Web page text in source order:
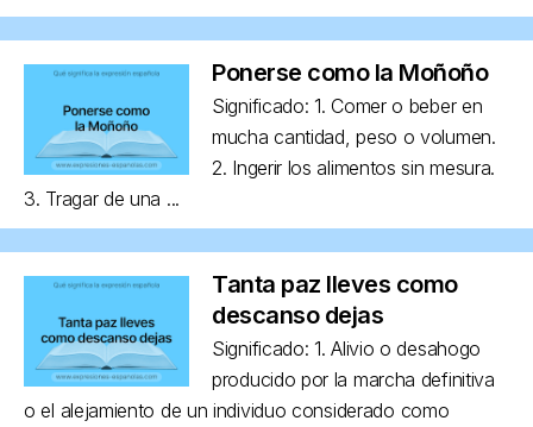
Ponerse como la Moñoño
Significado: 1. Comer o beber en
mucha cantidad, peso o volumen.
2. Ingerir los alimentos sin mesura.
3. Tragar de una ...
Tanta paz lleves como
descanso dejas
Significado: 1. Alivio o desahogo
producido por la marcha definitiva
o el alejamiento de un individuo considerado como